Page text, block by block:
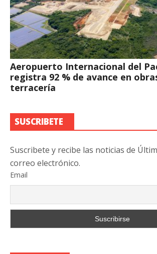
Aeropuerto Internacional del
registra 92 % de avance en
terracería
SUSCRIBETE
Suscribete y recibe las noticias de
correo electrónico.
Email